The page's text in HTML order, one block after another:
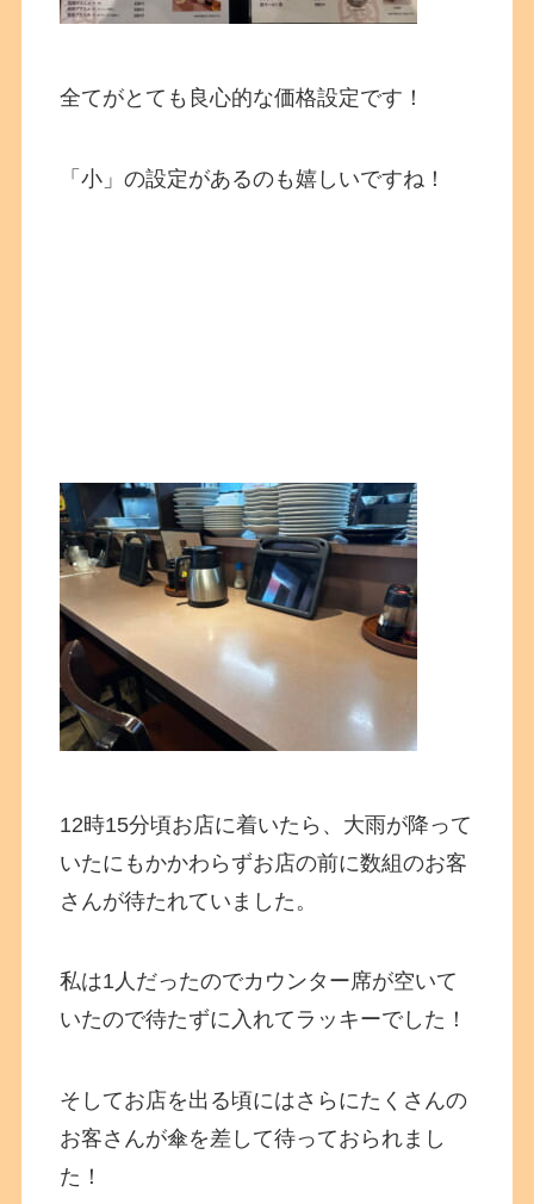
全てがとても良心的な価格設定です！
「小」の設定があるのも嬉しいですね！
12時15分頃お店に着いたら、大雨が降って
いたにもかかわらずお店の前に数組のお客
さんが待たれていました。
私は1人だったのでカウンター席が空いて
いたので待たずに入れてラッキーでした！
そしてお店を出る頃にはさらにたくさんの
お客さんが傘を差して待っておられまし
た！